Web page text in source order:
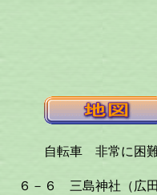
自転車 非常に困
６－６ 三島神社（